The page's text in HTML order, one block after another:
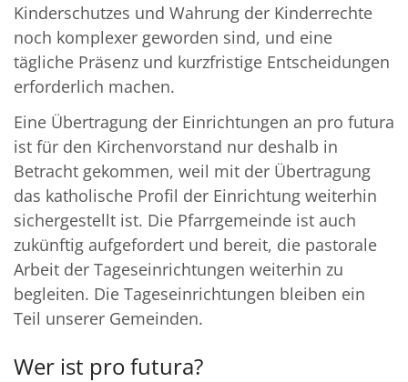
Kinderschutzes und Wahrung der Kinderrechte
noch komplexer geworden sind, und eine
tägliche Präsenz und kurzfristige Entscheidungen
erforderlich machen.
Eine Übertragung der Einrichtungen an pro futura
ist für den Kirchenvorstand nur deshalb in
Betracht gekommen, weil mit der Übertragung
das katholische Profil der Einrichtung weiterhin
sichergestellt ist. Die Pfarrgemeinde ist auch
zukünftig aufgefordert und bereit, die pastorale
Arbeit der Tageseinrichtungen weiterhin zu
begleiten. Die Tageseinrichtungen bleiben ein
Teil unserer Gemeinden.
Wer ist pro futura?